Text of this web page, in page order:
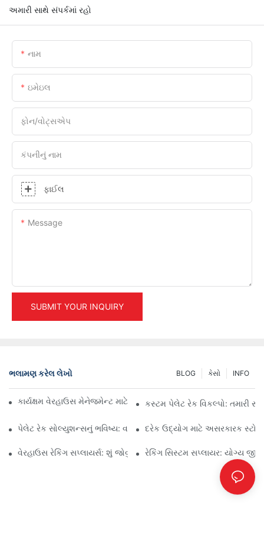
અમારી સાથે સંપર્કમાં રહો
નામ
ઇમેઇલ
ફોન/વોટ્સએપ
કંપનીનું નામ
ફાઈલ
Message
SUBMIT YOUR INQUIRY
ભલામણ કરેલ લેખો INFO
કેસો
BLOG
કાર્યક્ષમ વેરહાઉસ મેનેજમેન્ટ માટે ટોચના ઔદ્યોગિક રેકિંગ સોલ્યુશન્સ
કસ્ટમ પેલેટ રેક વિકલ્પો: તમારી
પેલેટ રેક સોલ્યુશન્સનું ભવિષ્ય: વલણો અને નવીનતાઓ
દરેક ઉદ્યોગ માટે અસરકારક
વેરહાઉસ રેકિંગ સપ્લાયર્સ: શું જોવું રેકિંગ સિસ્ટમ સપ્લાયર: યોગ્ય